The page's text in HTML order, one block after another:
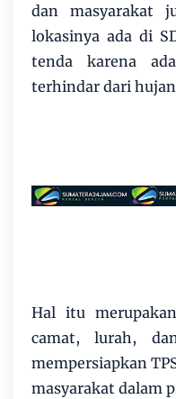
dan masyarakat
lokasinya ada di
tenda karena
terhindar dari
Hal itu
camat, lurah,
mempersiapkan
masyarakat dalam